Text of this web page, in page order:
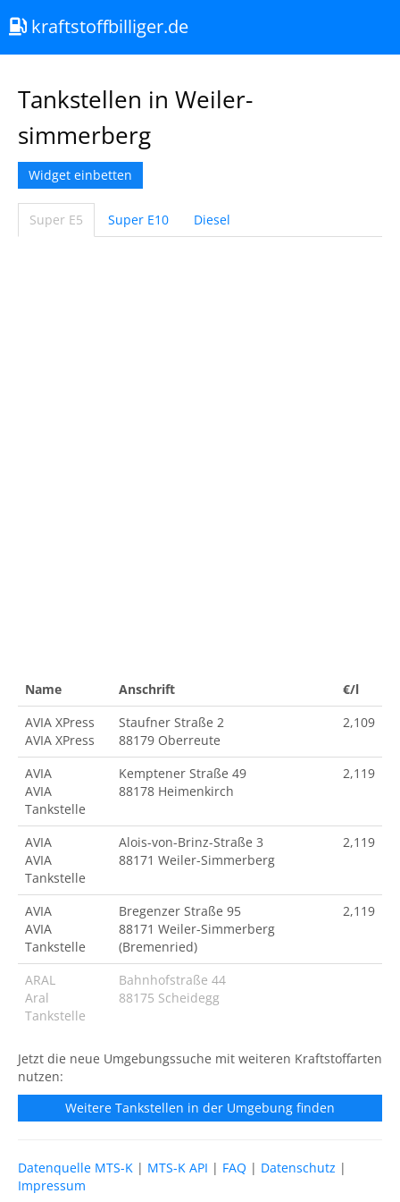
kraftstoffbilliger.de
Tankstellen in Weiler-
simmerberg
Widget einbetten
Super E5 Super E10 Diesel
Name Anschrift
€/l
AVIA XPress
AVIA XPress
Staufner Straße 2
88179 Oberreute
2,109
AVIA
AVIA
Tankstelle
Kemptener Straße 49
88178 Heimenkirch
2,119
AVIA
AVIA
Tankstelle
Alois-von-Brinz-Straße 3
88171 Weiler-Simmerberg
2,119
AVIA
AVIA
Tankstelle
Bregenzer Straße 95
88171 Weiler-Simmerberg
(Bremenried)
2,119
ARAL
Aral
Tankstelle
Bahnhofstraße 44
88175 Scheidegg
Jetzt die neue Umgebungssuche mit weiteren Kraftstoffarten
nutzen:
Weitere Tankstellen in der Umgebung finden
Datenquelle MTS-K | MTS-K API | FAQ | Datenschutz |
Impressum